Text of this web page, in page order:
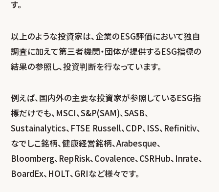
す。
以上のような投資家は、企業のESG評価において独自
調査に加えて第三者機関・団体が提供するESG指標の
結果の参照し、投資判断を行なっています。
例えば、国内外の主要な投資家が参照しているESG指
標だけでも、MSCI、S&P(SAM)、SASB、
Sustainalytics、FTSE Russell、CDP、ISS、Refinitiv、
なでしこ銘柄、健康経営銘柄、Arabesque、
Bloomberg、RepRisk、Covalence、CSRHub、Inrate、
BoardEx、HOLT、GRIなど様々です。